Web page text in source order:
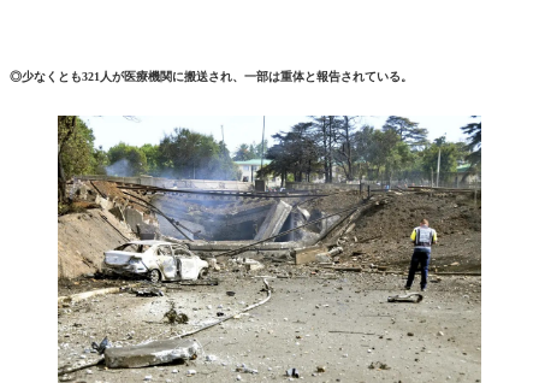
◎少なくとも321人が医療機関に搬送され、一部は重体と報告されている。